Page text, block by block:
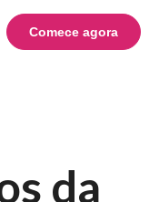
Comece agora
da